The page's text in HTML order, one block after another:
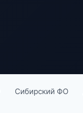
Сибирский ФО